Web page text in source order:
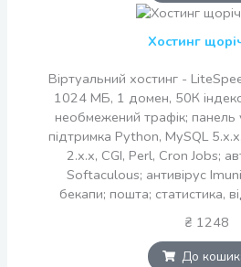
Хостинг
Віртуальний хостинг -
1024 МБ, 1 домен, 50К
необмежений трафік; панель
підтримка Python, MySQL
2.x.x, CGI, Perl, Cron Jobs;
Softaculous; антивірус
бекапи; пошта; статистика,
₴ 1248
До